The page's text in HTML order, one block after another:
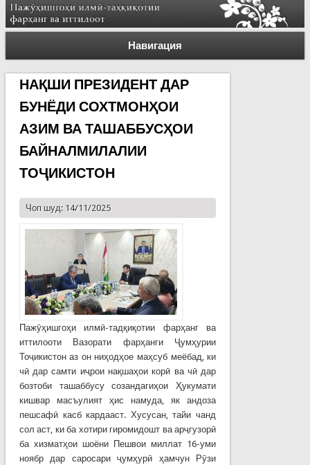
Навигация
НАҚШИ ПРЕЗИДЕНТ ДАР
БУНЁДИ СОХТМОНҲОИ
АЗИМ ВА ТАШАББУСҲОИ
БАЙНАЛМИЛАЛИИ
ТОҶИКИСТОН
Чоп шуд: 14/11/2025
Пажӯҳишгоҳи илмӣ-тадқиқотии фарҳанг ва
иттилооти Вазорати фарҳанги Ҷумҳурии
Тоҷикистон аз он ниҳодҳое маҳсуб меёбад, ки
чӣ дар самти иҷрои нақшаҳои корӣ ва чӣ дар
бозтоби ташаббусу созандагиҳои Ҳукумати
кишвар масъулият ҳис намуда, як андоза
пешсафӣ касб кардааст. Хусусан, тайи чанд
сол аст, ки ба хотири гиромидошт ва арҷгузорӣ
ба хизматҳои шоёни Пешвои миллат 16-уми
ноябр дар саросари ҷумҳурӣ ҳамчун Рӯзи